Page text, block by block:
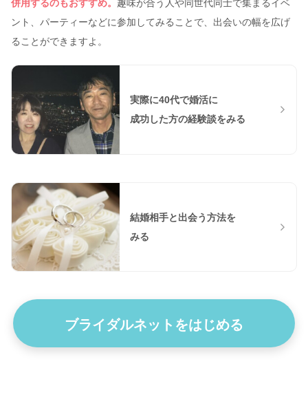
併用するのもおすすめ。 趣味が合う人や同世代同士で集まるイベ
ント、パーティーなどに参加してみることで、出会いの幅を広げ
ることができますよ。
実際に40代で婚活に
成功した方の経験談をみる
結婚相手と出会う方法を
みる
ブライダルネットをはじめる